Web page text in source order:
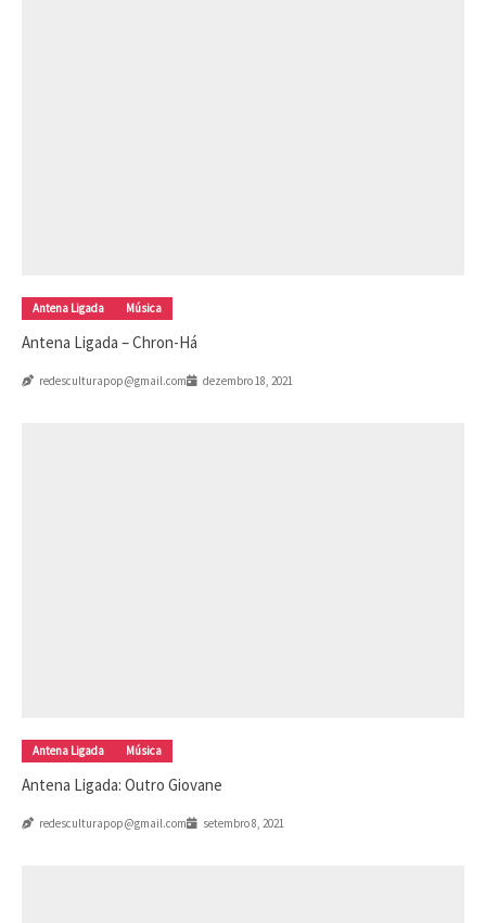
Antena Ligada Música
Antena Ligada – Chron-Há
redesculturapop@gmail.com dezembro 18, 2021
Antena Ligada Música
Antena Ligada: Outro Giovane
redesculturapop@gmail.com setembro 8, 2021